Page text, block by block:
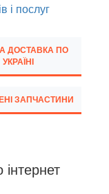
і послуг
ДОСТАВКА ПО
УКРАЇНІ
ЗАПЧАСТИНИ